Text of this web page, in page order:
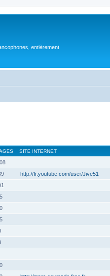
entièrement
SITE INTERNET
http://fr.youtube.com/user/Jive51